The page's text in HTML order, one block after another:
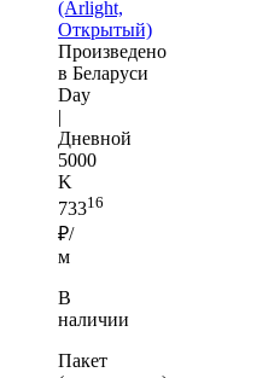
(Arlight,
Открытый)
Произведено
в Беларуси
Day
|
Дневной
5000
K
73316
₽/
м
В
наличии
Пакет